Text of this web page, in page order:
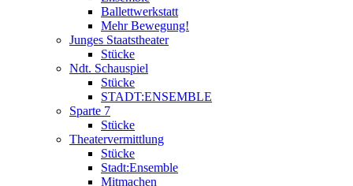
Ballettwerkstatt
Mehr Bewegung!
Junges Staatstheater
Stücke
Ndt. Schauspiel
Stücke
STADT:ENSEMBLE
Sparte 7
Stücke
Theatervermittlung
Stücke
Stadt:Ensemble
Mitmachen